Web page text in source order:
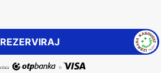
REZERVIRAJ